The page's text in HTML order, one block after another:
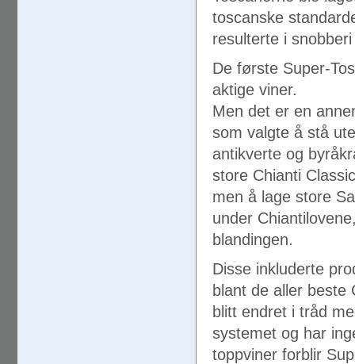
toscanske
resulterte i
De første Super-
aktige viner.
Men det er en
som valgte å stå
antikverte og
store Chianti
men å lage store
under
blandingen.
Disse inkluderte
blant de aller beste
blitt endret i tråd
systemet og har
toppviner forblir